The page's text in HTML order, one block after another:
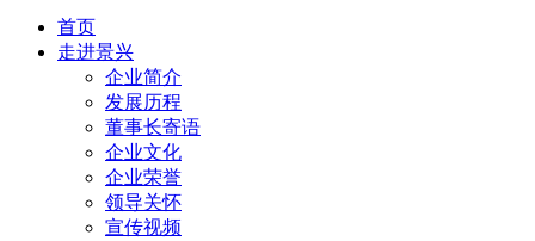
首页
走进景兴
企业简介
发展历程
董事长寄语
企业文化
企业荣誉
领导关怀
宣传视频